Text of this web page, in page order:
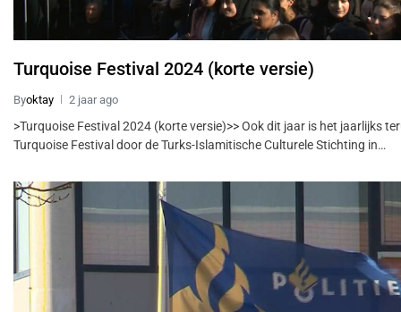
Turquoise Festival 2024 (korte versie)
Byoktay 2 jaar ago
>Turquoise Festival 2024 (korte versie)>> Ook dit jaar is het jaarlijks
Turquoise Festival door de Turks-Islamitische Culturele Stichting in…